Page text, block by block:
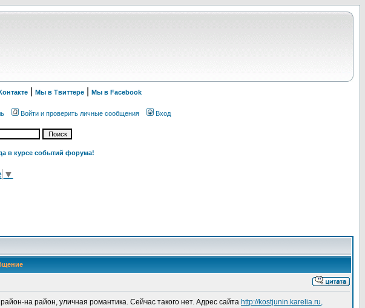
| Мы в Твиттере| Мы в Facebook
Войти и проверить личные сообщения Вход
в курсе событий форума!
▼
на район, уличная романтика. Сейчас такого нет. Адрес сайта http://kostjunin.karelia.ru,